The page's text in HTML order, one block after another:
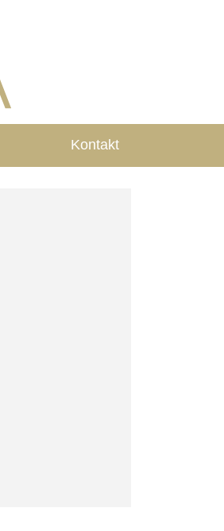
Kontakt